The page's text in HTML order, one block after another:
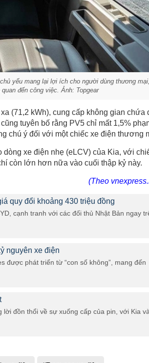
yếu mang lại lợi ích cho người dùng thương
đến công việc. Ảnh: Topgear
(71,2 kWh), cung cấp không gian chứa
tuyên bố rằng PV5 chỉ mất 1,5%
chú ý đối với một chiếc xe điện thương
xe điện nhẹ (eLCV) của Kia, với
còn lớn hơn nữa vào cuối thập kỷ này.
(Theo
quy đổi khoảng 430 triệu đồng
cạnh tranh với các đối thủ Nhật Bản ngay
nguyên xe điện
được phát triển từ “con số không”, mang đến
đồn thổi về sự xuống cấp của pin, với Kia